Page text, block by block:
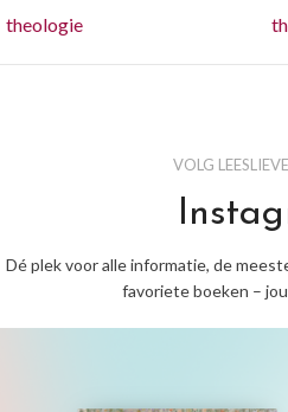
theologie
VOLG
Dé plek voor alle informatie, de
favoriete boeken –